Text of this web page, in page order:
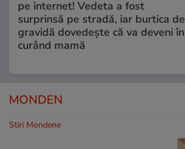
pe internet! Vedeta a fost
surprinsă pe stradă, iar burtica de
gravidă dovedește că va deveni în
curând mamă
MONDEN
Stiri Mondene